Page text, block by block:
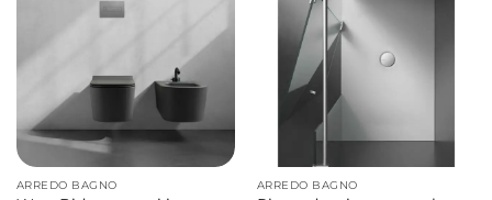
ARREDO BAGNO ARREDO BAGNO